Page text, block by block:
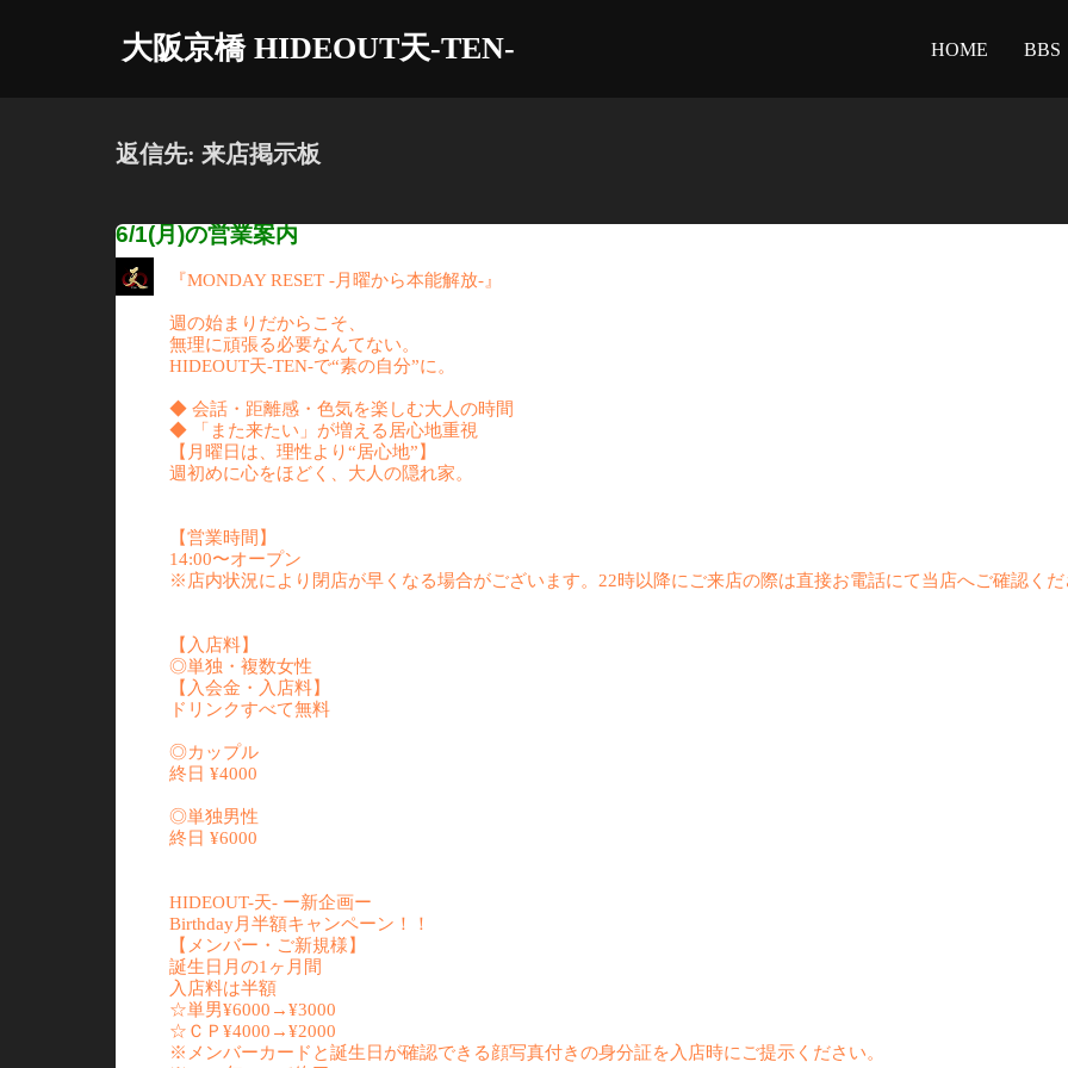
大阪京橋 HIDEOUT天-TEN- HOME BBS
返信先: 来店掲示板
6/1(月)の営業案内
『MONDAY RESET -月曜から本能解放-』
週の始まりだからこそ、
無理に頑張る必要なんてない。
HIDEOUT天-TEN-で“素の自分”に。
◆ 会話・距離感・色気を楽しむ大人の時間
◆ 「また来たい」が増える居心地重視
【月曜日は、理性より“居心地”】
週初めに心をほどく、大人の隠れ家。
【営業時間】
14:00〜オープン
※店内状況により閉店が早くなる場合がございます。22時以降にご来店の際は直接お電話にて当店へご確認く
【入店料】
◎単独・複数女性
【入会金・入店料】
ドリンクすべて無料
◎カップル
終日 ¥4000
◎単独男性
終日 ¥6000
HIDEOUT-天- ー新企画ー
Birthday月半額キャンペーン！！
【メンバー・ご新規様】
誕生日月の1ヶ月間
入店料は半額
☆単男¥6000→¥3000
☆ＣＰ¥4000→¥2000
※メンバーカードと誕生日が確認できる顔写真付きの身分証を入店時にご提示ください。